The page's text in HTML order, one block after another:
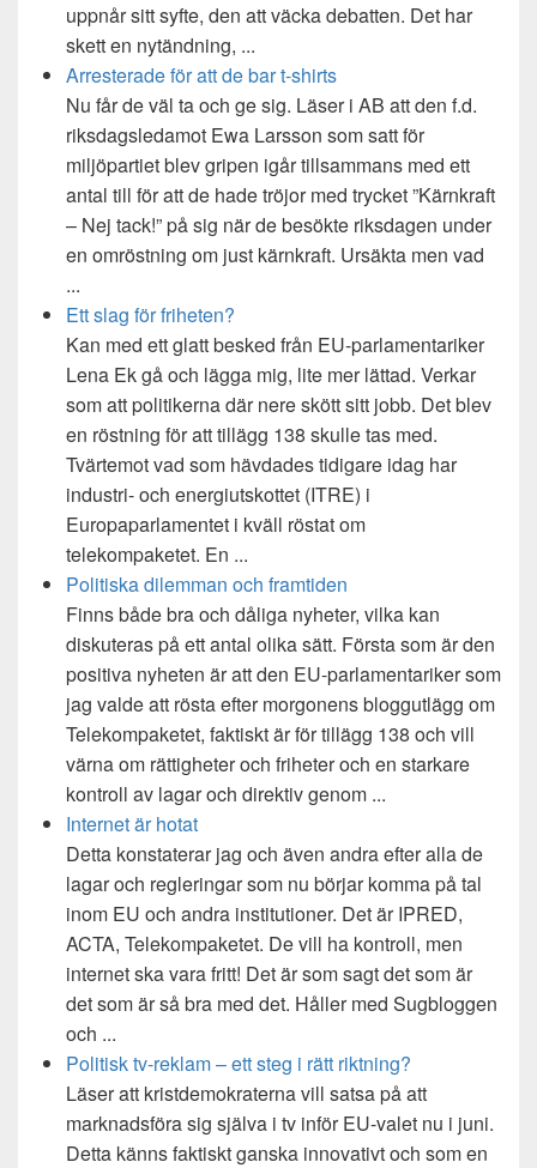
uppnår sitt syfte, den att väcka debatten. Det har
skett en nytändning, ...
Arresterade för att de bar t-shirts
Nu får de väl ta och ge sig. Läser i AB att den f.d.
riksdagsledamot Ewa Larsson som satt för
miljöpartiet blev gripen igår tillsammans med ett
antal till för att de hade tröjor med trycket ”Kärnkraft
– Nej tack!” på sig när de besökte riksdagen under
en omröstning om just kärnkraft. Ursäkta men vad
...
Ett slag för friheten?
Kan med ett glatt besked från EU-parlamentariker
Lena Ek gå och lägga mig, lite mer lättad. Verkar
som att politikerna där nere skött sitt jobb. Det blev
en röstning för att tillägg 138 skulle tas med.
Tvärtemot vad som hävdades tidigare idag har
industri- och energiutskottet (ITRE) i
Europaparlamentet i kväll röstat om
telekompaketet. En ...
Politiska dilemman och framtiden
Finns både bra och dåliga nyheter, vilka kan
diskuteras på ett antal olika sätt. Första som är den
positiva nyheten är att den EU-parlamentariker som
jag valde att rösta efter morgonens bloggutlägg om
Telekompaketet, faktiskt är för tillägg 138 och vill
värna om rättigheter och friheter och en starkare
kontroll av lagar och direktiv genom ...
Internet är hotat
Detta konstaterar jag och även andra efter alla de
lagar och regleringar som nu börjar komma på tal
inom EU och andra institutioner. Det är IPRED,
ACTA, Telekompaketet. De vill ha kontroll, men
internet ska vara fritt! Det är som sagt det som är
det som är så bra med det. Håller med Sugbloggen
och ...
Politisk tv-reklam – ett steg i rätt riktning?
Läser att kristdemokraterna vill satsa på att
marknadsföra sig själva i tv inför EU-valet nu i juni.
Detta känns faktiskt ganska innovativt och som en